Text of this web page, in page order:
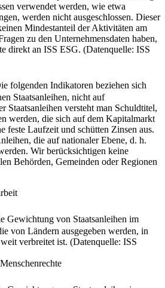
verwendet werden, wie etwa
werden nicht ausgeschlossen. Dieser
Mindestanteil der Aktivitäten am
zu den Unternehmensdaten haben,
direkt an ISS ESG. (Datenquelle: ISS
folgenden Indikatoren beziehen sich
Staatsanleihen, nicht auf
Staatsanleihen versteht man Schuldtitel,
werden, die sich auf dem Kapitalmarkt
feste Laufzeit und schütten Zinsen aus.
die auf nationaler Ebene, d. h.
Wir berücksichtigen keine
Behörden, Gemeinden oder Regionen
Gewichtung von Staatsanleihen im
von Ländern ausgegeben werden, in
verbreitet ist. (Datenquelle: ISS